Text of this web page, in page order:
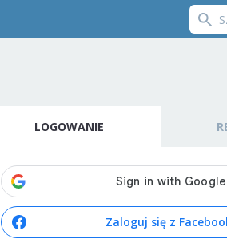
LOGOWANIE
Zaloguj się z